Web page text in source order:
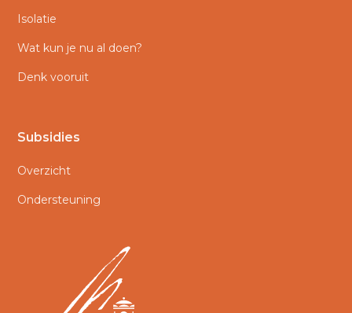
Isolatie
Wat kun je nu al doen?
Denk vooruit
Subsidies
Overzicht
Ondersteuning